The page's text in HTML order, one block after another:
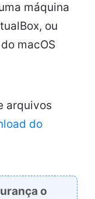
máquina
ou
macOS
arquivos
do
o